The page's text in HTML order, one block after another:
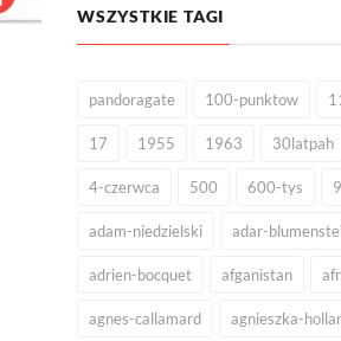
WSZYSTKIE TAGI
pandoragate 100-punktow
17 1955 1963 30latpah
4-czerwca 500 600-tys
adam-niedzielski adar-
adrien-bocquet afganistan
agnes-callamard agnieszka-